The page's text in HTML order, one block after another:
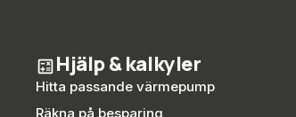
Hjälp & kalkyler
Hitta passande värmepump
Räkna på besparing